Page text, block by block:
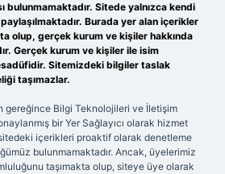
bulunmamaktadır. Sitede yalnızca kendi
paylaşılmaktadır. Burada yer alan içerikler
olup, gerçek kurum ve kişiler hakkında
Gerçek kurum ve kişiler ile isim
Sitemizdeki bilgiler taslak
taşımazlar.
gereğince Bilgi Teknolojileri ve İletişim
bir Yer Sağlayıcı olarak hizmet
içerikleri proaktif olarak denetleme
bulunmamaktadır. Ancak, üyelerimiz
taşımakta olup, siteye üye olarak